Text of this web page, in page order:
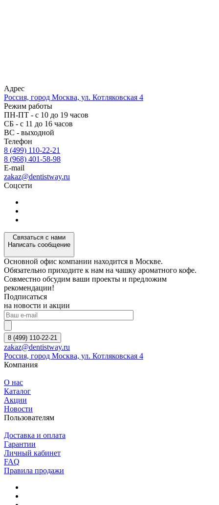
Адрес
Россия, город Москва, ул. Котляковская 4
Режим работы
ПН-ПТ - с 10 до 19 часов
СБ - с 11 до 16 часов
ВС - выходной
Телефон
8 (499) 110-22-21
8 (968) 401-58-98
E-mail
zakaz@dentistway.ru
Соцсети
Связаться с нами
Написать сообщение
Основной офис компании находится в Москве.
Обязательно приходите к нам на чашку ароматного кофе.
Совместно обсудим ваши проекты и предложим
рекомендации!
Подписаться
на новости и акции
8 (499) 110-22-21
zakaz@dentistway.ru
Россия, город Москва, ул. Котляковская 4
Компания
О нас
Каталог
Акции
Новости
Пользователям
Доставка и оплата
Гарантии
Личный кабинет
FAQ
Правила продажи